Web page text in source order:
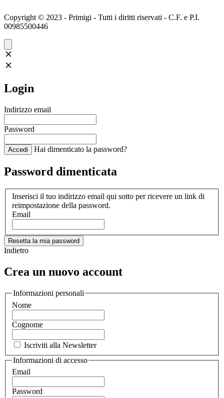
Copyright © 2023 - Primigi - Tutti i diritti riservati - C.F. e P.I.
00985500446
Login
Indirizzo email
Password
Accedi Hai dimenticato la password?
Password dimenticata
Inserisci il tuo indirizzo email qui sotto per ricevere un link di
reimpostazione della password.
Email
Resetta la mia password
Indietro
Crea un nuovo account
Informazioni personali
Nome
Cognome
Iscriviti alla Newsletter
Informazioni di accesso
Email
Password